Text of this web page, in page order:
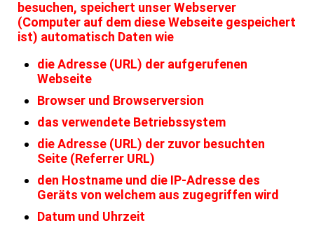
besuchen, speichert unser Webserver
(Computer auf dem diese Webseite gespeichert
ist) automatisch Daten wie
die Adresse (URL) der aufgerufenen
Webseite
Browser und Browserversion
das verwendete Betriebssystem
die Adresse (URL) der zuvor besuchten
Seite (Referrer URL)
den Hostname und die IP-Adresse des
Geräts von welchem aus zugegriffen wird
Datum und Uhrzeit